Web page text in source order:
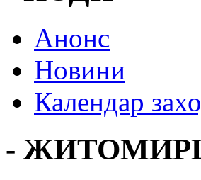
Анонс
Новини
Календар
-